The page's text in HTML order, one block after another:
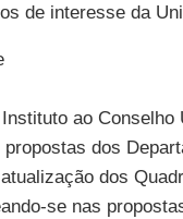
de interesse da
ao Conselho
dos
dos
se nas